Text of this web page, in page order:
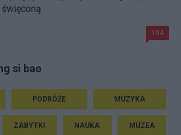
104
si bao
PODRÓŻE MUZYKA
ZABYTKI NAUKA MUZEA